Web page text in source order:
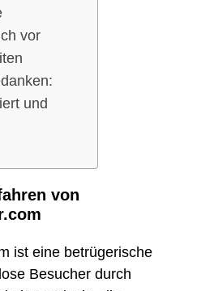
vor
und
von
ist eine betrügerische
Besucher durch